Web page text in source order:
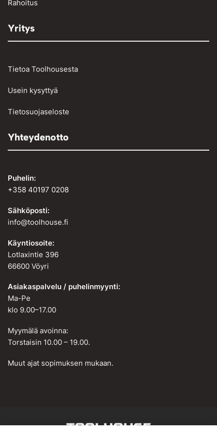
Rahoitus
Yritys
Tietoa Toolhousesta
Usein kysyttyä
Tietosuojaseloste
Yhteydenotto
Puhelin:
+358 40197 0208
Sähköposti:
info@toolhouse.fi
Käyntiosoite:
Lotlaxintie 396
66600 Vöyri
Asiakaspalvelu / puhelinmyynti:
Ma-Pe
klo 9.00–17.00
Myymälä avoinna:
Torstaisin 10.00 – 19.00.
Muut ajat sopimuksen mukaan.